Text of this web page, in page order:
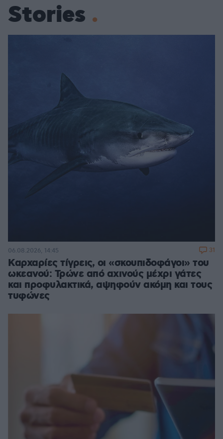
Stories
Καρχαρίες τίγρεις, οι «σκουπιδοφάγοι» του
ωκεανού: Τρώνε από αχινούς μέχρι γάτες
και προφυλακτικά, αψηφούν ακόμη και τους
τυφώνες
06.08.2026, 14:45 31